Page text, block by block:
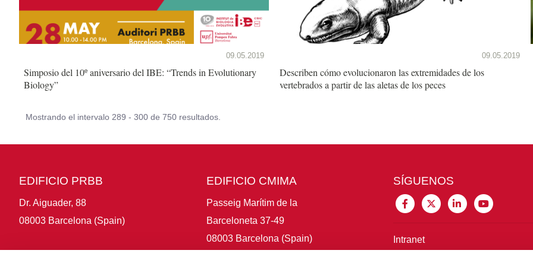
09.05.2019
Simposio del 10º aniversario del IBE: “Trends in Evolutionary
Biology”
09.05.2019
Describen cómo evolucionaron las extremidades de los
vertebrados a partir de las aletas de los peces
Mostrando el intervalo 289 - 300 de 750 resultados.
EDIFICIO PRBB
Dr. Aiguader, 88
08003 Barcelona (Spain)
EDIFICIO CMIMA
Passeig Marítim de la
Barceloneta 37-49
08003 Barcelona (Spain)
SÍGUENOS
Intranet